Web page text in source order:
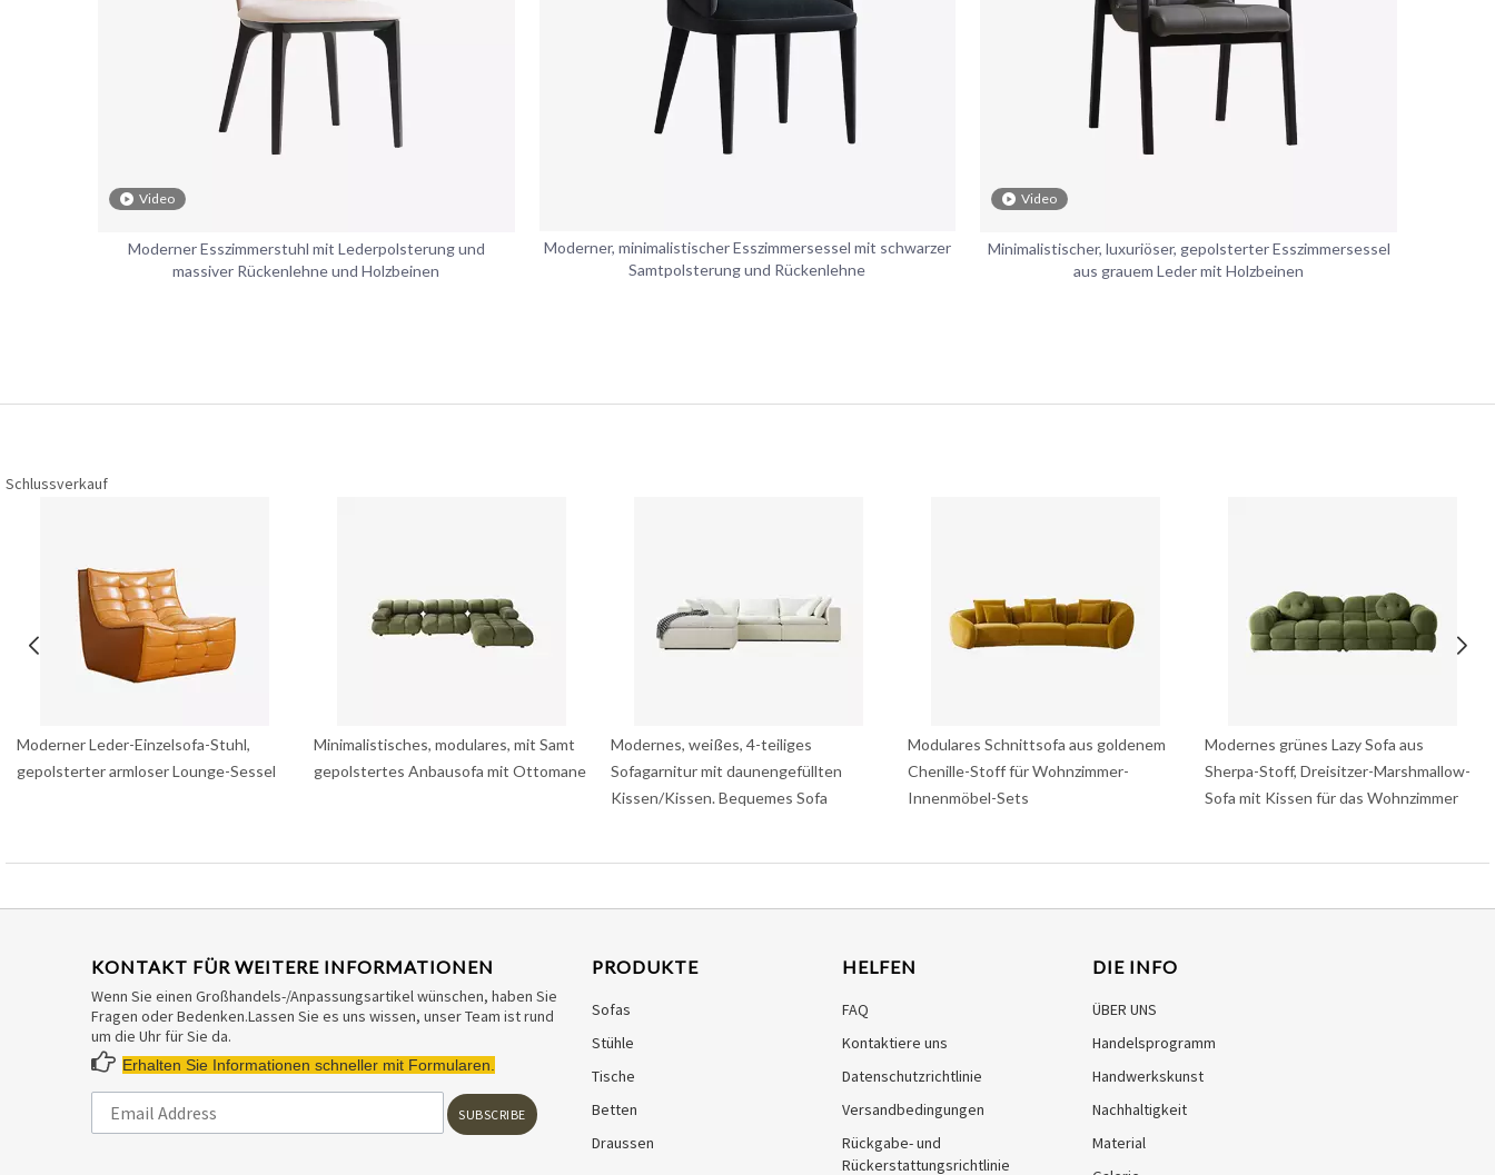
Video
Moderner Esszimmerstuhl mit Lederpolsterung und
massiver Rückenlehne und Holzbeinen
Moderner, minimalistischer Esszimmersessel mit schwarzer
Samtpolsterung und Rückenlehne
Video
Minimalistischer, luxuriöser, gepolsterter Esszimmersessel
aus grauem Leder mit Holzbeinen
Schlussverkauf
Moderner Leder-Einzelsofa-Stuhl,
gepolsterter armloser Lounge-Sessel
Minimalistisches, modulares, mit Samt
gepolstertes Anbausofa mit Ottomane
Modernes, weißes, 4-teiliges
Sofagarnitur mit daunengefüllten
Kissen/Kissen. Bequemes Sofa
Modulares Schnittsofa aus goldenem
Chenille-Stoff für Wohnzimmer-
Innenmöbel-Sets
Modernes grünes Lazy Sofa aus
Sherpa-Stoff, Dreisitzer-Marshmallow-
Sofa mit Kissen für das Wohnzimmer
KONTAKT FÜR WEITERE INFORMATIONEN
Wenn Sie einen Großhandels-/Anpassungsartikel wünschen, haben Sie
Fragen oder Bedenken.Lassen Sie es uns wissen, unser Team ist rund
um die Uhr für Sie da.
 Erhalten Sie Informationen schneller mit Formularen.
SUBSCRIBE
PRODUKTE
Sofas
Stühle
Tische
Betten
Draussen
HELFEN
FAQ
Kontaktiere uns
Datenschutzrichtlinie
Versandbedingungen
Rückgabe- und
Rückerstattungsrichtlinie
DIE INFO
ÜBER UNS
Handelsprogramm
Handwerkskunst
Nachhaltigkeit
Material